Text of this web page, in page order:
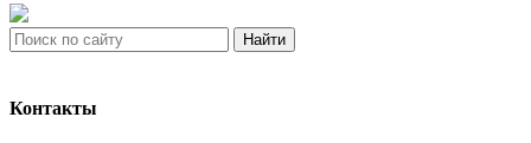
Найти
Контакты